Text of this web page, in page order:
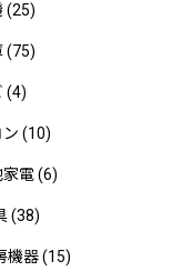
(25)
(75)
(4)
(10)
家電(6)
(38)
機器(15)